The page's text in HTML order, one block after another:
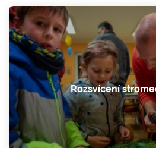
Rozsvícení